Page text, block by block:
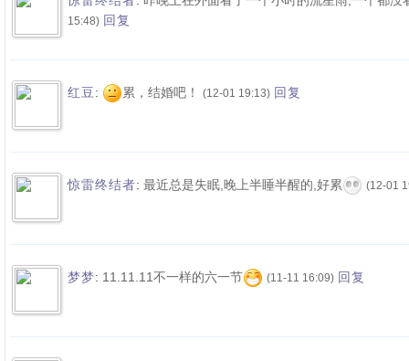
15:48) 回复
红豆 : 累，结婚吧！ (12-01 19:13) 回复
惊雷终结者: 最近总是失眠,晚上半睡半醒的,好累 (12-01
梦梦 : 11.11.11不一样的六一节 (11-11 16:09) 回复